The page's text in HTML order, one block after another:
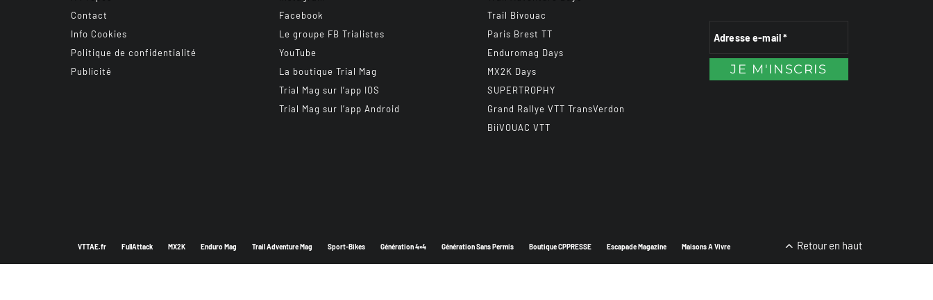
Contact
Info Cookies
Politique de confidentialité
Publicité
Facebook
Le groupe FB Trialistes
YouTube
La boutique Trial Mag
Trial Mag sur l’app IOS
Trial Mag sur l’app Android
Trail Bivouac
Paris Brest TT
Enduromag Days
MX2K Days
SUPERTROPHY
Grand Rallye VTT TransVerdon
BiiVOUAC VTT
VTTAE.fr FullAttack MX2K Enduro Mag Trail Adventure Mag Sport-Bikes Génération 4×4 Génération Sans Permis Boutique CPPRESSE Escapade Magazine Maisons A Vivre Retour en haut